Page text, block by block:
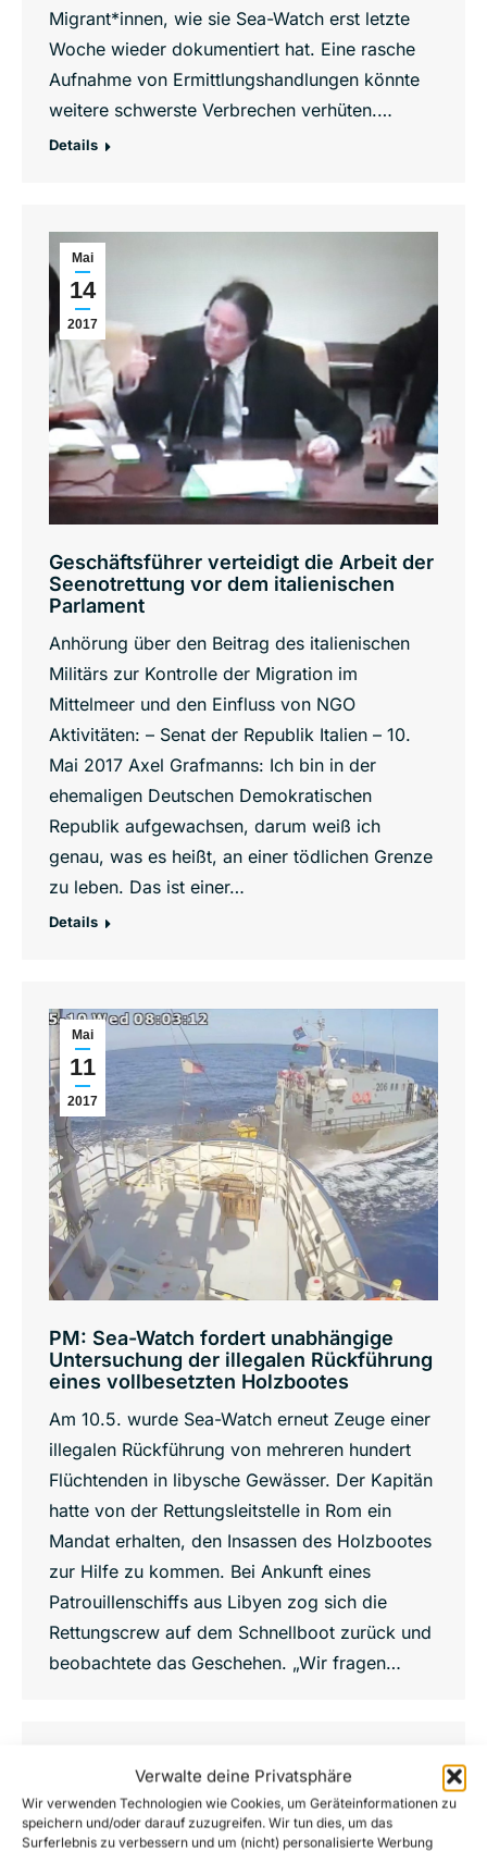
Verwalte deine Privatsphäre
Wir verwenden Technologien wie Cookies, um Geräteinformationen zu
speichern und/oder darauf zuzugreifen. Wir tun dies, um das
Surferlebnis zu verbessern und um (nicht) personalisierte Werbung
Migrant*innen, wie sie Sea-Watch erst letzte
Woche wieder dokumentiert hat. Eine rasche
Aufnahme von Ermittlungshandlungen könnte
weitere schwerste Verbrechen verhüten.…
Details
Mai
14
2017
Geschäftsführer verteidigt die Arbeit der
Seenotrettung vor dem italienischen
Parlament
Anhörung über den Beitrag des italienischen
Militärs zur Kontrolle der Migration im
Mittelmeer und den Einfluss von NGO
Aktivitäten: – Senat der Republik Italien – 10.
Mai 2017 Axel Grafmanns: Ich bin in der
ehemaligen Deutschen Demokratischen
Republik aufgewachsen, darum weiß ich
genau, was es heißt, an einer tödlichen Grenze
zu leben. Das ist einer…
Details
Mai
11
2017
PM: Sea-Watch fordert unabhängige
Untersuchung der illegalen Rückführung
eines vollbesetzten Holzbootes
Am 10.5. wurde Sea-Watch erneut Zeuge einer
illegalen Rückführung von mehreren hundert
Flüchtenden in libysche Gewässer. Der Kapitän
hatte von der Rettungsleitstelle in Rom ein
Mandat erhalten, den Insassen des Holzbootes
zur Hilfe zu kommen. Bei Ankunft eines
Patrouillenschiffs aus Libyen zog sich die
Rettungscrew auf dem Schnellboot zurück und
beobachtete das Geschehen. „Wir fragen…
10
2017